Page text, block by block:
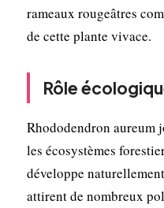
rameaux rougeâtres
de cette plante vivace.
Rôle
Rhododendron aureum
les écosystèmes
développe
attirent de nombreux